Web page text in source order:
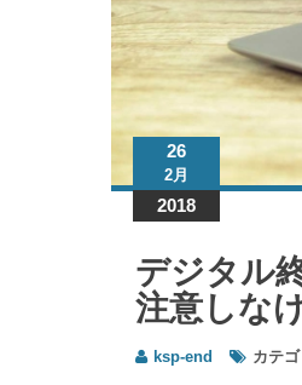
26
2月
2018
デジタル
注意しな
ksp-end カテゴ